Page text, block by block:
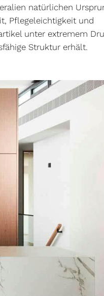
natürlichen
Pflegeleichtigkeit und
unter extremem
Struktur erhält.